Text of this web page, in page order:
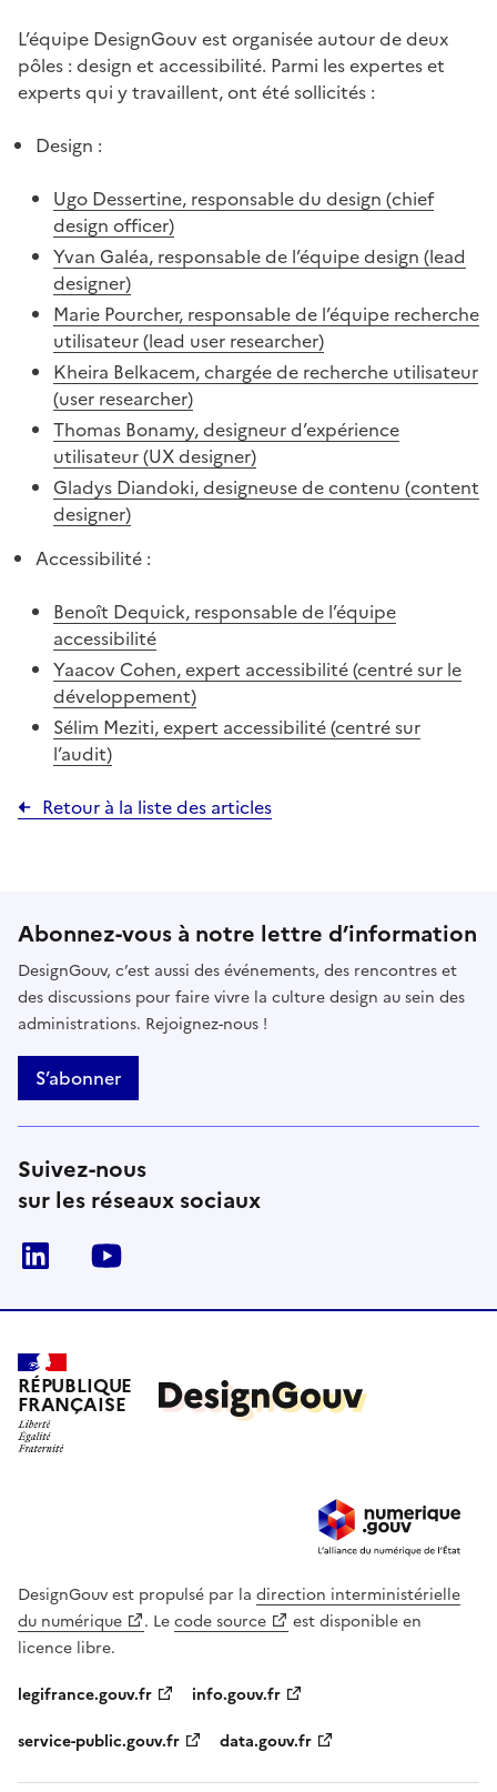
L’équipe DesignGouv est organisée autour de deux
pôles : design et accessibilité. Parmi les expertes et
experts qui y travaillent, ont été sollicités :
Design :
Ugo Dessertine, responsable du design (chief
design officer)
Yvan Galéa, responsable de l’équipe design (lead
designer)
Marie Pourcher, responsable de l’équipe recherche
utilisateur (lead user researcher)
Kheira Belkacem, chargée de recherche utilisateur
(user researcher)
Thomas Bonamy, designeur d’expérience
utilisateur (UX designer)
Gladys Diandoki, designeuse de contenu (content
designer)
Accessibilité :
Benoît Dequick, responsable de l’équipe
accessibilité
Yaacov Cohen, expert accessibilité (centré sur le
développement)
Sélim Meziti, expert accessibilité (centré sur
l’audit)
Retour à la liste des articles
Abonnez-vous à notre lettre d’information
DesignGouv, c’est aussi des événements, des rencontres et
des discussions pour faire vivre la culture design au sein des
administrations. Rejoignez-nous !
S’abonner
Suivez-nous
sur les réseaux sociaux
linkedin
RÉPUBLIQUE
FRANÇAISE
DesignGouv est propulsé par la direction interministérielle
du numérique
. Lecode source
est disponible en
licence libre.
legifrance.gouv.fr
info.gouv.fr
service-public.gouv.fr
data.gouv.fr